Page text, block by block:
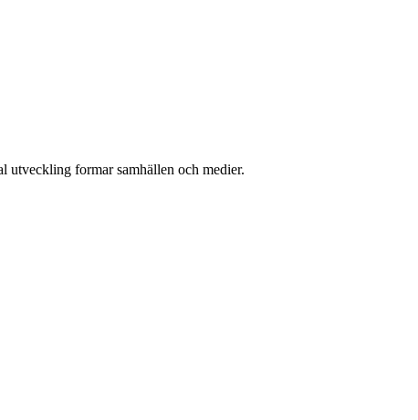
utveckling formar samhällen och medier.